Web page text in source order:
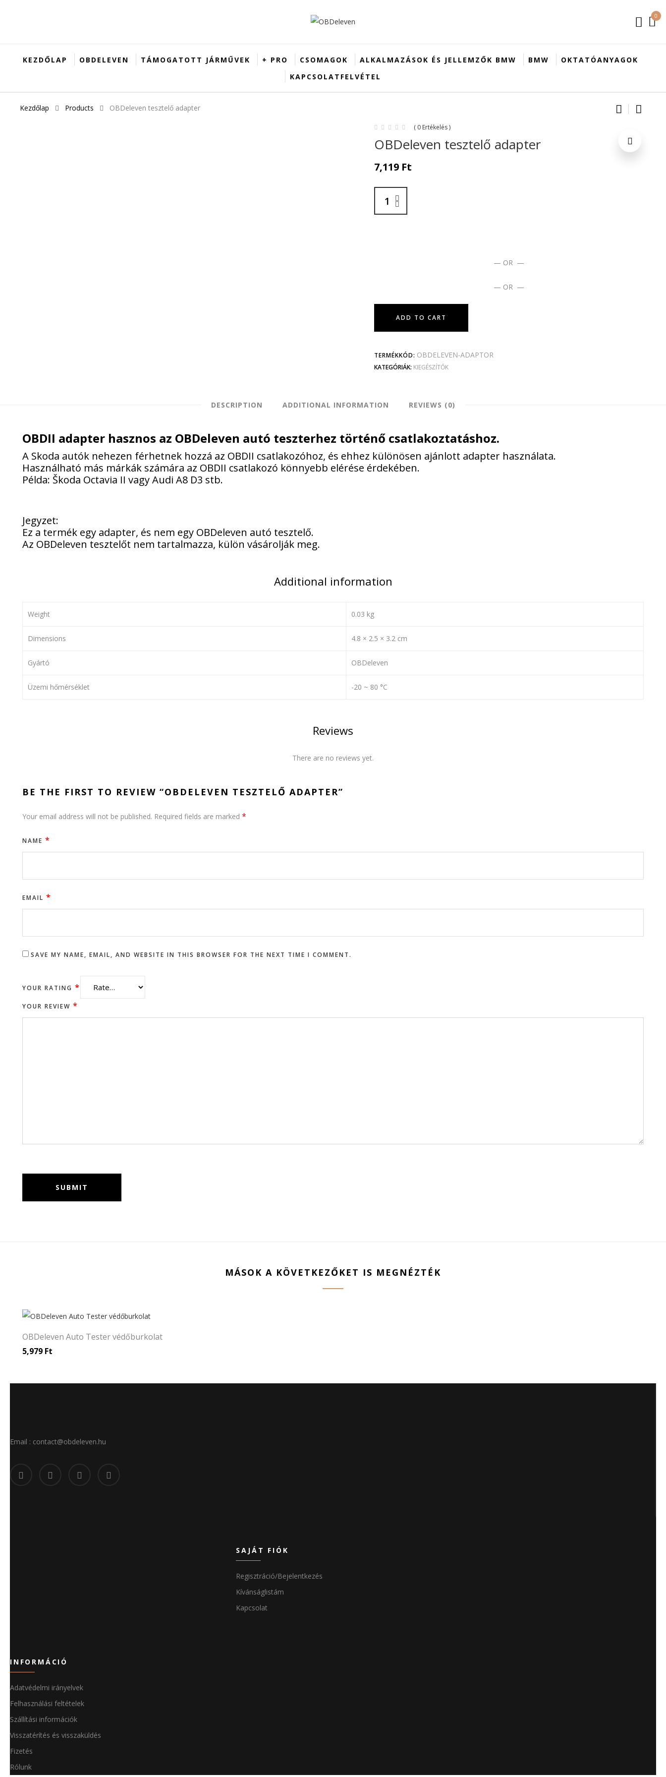
0
KEZDŐLAP OBDELEVEN TÁMOGATOTT JÁRMŰVEK + PRO CSOMAGOK ALKALMAZÁSOK ÉS JELLEMZŐK BMW BMW
OKTATÓANYAGOK
KAPCSOLATFELVÉTEL
Kezdőlap Products OBDeleven tesztelő adapter A
( 0 Értékelés )
OBDeleven tesztelő adapter
7,119 Ft
— OR —
— OR —
ADD TO CART
TERMÉKKÓD: OBDELEVEN-ADAPTOR
KATEGÓRIÁK: KIEGÉSZÍTŐK
DESCRIPTION ADDITIONAL INFORMATION REVIEWS (0)
OBDII adapter hasznos az OBDeleven autó teszterhez történő csatlakoztatáshoz.
A Skoda autók nehezen férhetnek hozzá az OBDII csatlakozóhoz, és ehhez különösen ajánlott adapter használata.
Használható más márkák számára az OBDII csatlakozó könnyebb elérése érdekében.
Példa: Škoda Octavia II vagy Audi A8 D3 stb.
Jegyzet:
Ez a termék egy adapter, és nem egy OBDeleven autó tesztelő.
Az OBDeleven tesztelőt nem tartalmazza, külön vásárolják meg.
Additional information
Weight 0.03 kg
Dimensions 4.8 × 2.5 × 3.2 cm
Gyártó OBDeleven
Üzemi hőmérséklet -20 ~ 80 °C
Reviews
There are no reviews yet.
BE THE FIRST TO REVIEW “OBDELEVEN TESZTELŐ ADAPTER”
Your email address will not be published. Required fields are marked *
NAME *
EMAIL *
SAVE MY NAME, EMAIL, AND WEBSITE IN THIS BROWSER FOR THE NEXT TIME I COMMENT.
YOUR RATING *
YOUR REVIEW *
MÁSOK A KÖVETKEZŐKET IS MEGNÉZTÉK
OBDeleven Auto Tester védőburkolat
5,979 Ft
Email : contact@obdeleven.hu
SAJÁT FIÓK
Regisztráció/Bejelentkezés
Kívánságlistám
Kapcsolat
INFORMÁCIÓ
Adatvédelmi irányelvek
Felhasználási feltételek
Szállítási információk
Visszatérítés és visszaküldés
Fizetés
Rólunk